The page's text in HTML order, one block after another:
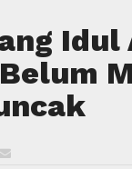
Idul